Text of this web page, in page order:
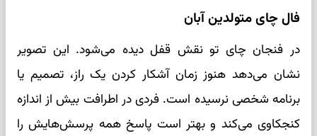
فال چای متولدین آبان
در فنجان چای تو نقش قفل دیده می‌شود. این تصویر
نشان می‌دهد هنوز زمان آشکار کردن یک راز، تصمیم یا
برنامه شخصی نرسیده است. فردی در اطرافت بیش از اندازه
کنجکاوی می‌کند و بهتر است پاسخ همه پرسش‌هایش را